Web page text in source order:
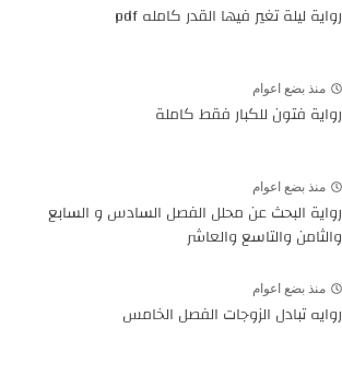
رواية ليلة تغير فيها القدر كامله pdf
منذ بضع اعوام
رواية فتون للكبار فقط كاملة
منذ بضع اعوام
رواية البحث عن محلل الفصل السادس و السابع
والثامن والتاسع والعاشر
منذ بضع اعوام
روايه تبادل الزوجات الفصل الخامس